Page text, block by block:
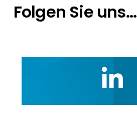
Folgen Sie uns...